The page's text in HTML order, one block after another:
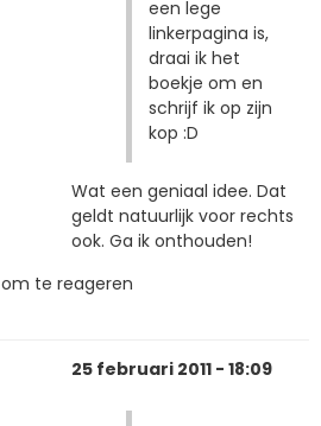
een lege
linkerpagina is,
draai ik het
boekje om en
schrijf ik op zijn
kop :D
Wat een geniaal idee. Dat
geldt natuurlijk voor rechts
ook. Ga ik onthouden!
om te reageren
25 februari 2011 - 18:09